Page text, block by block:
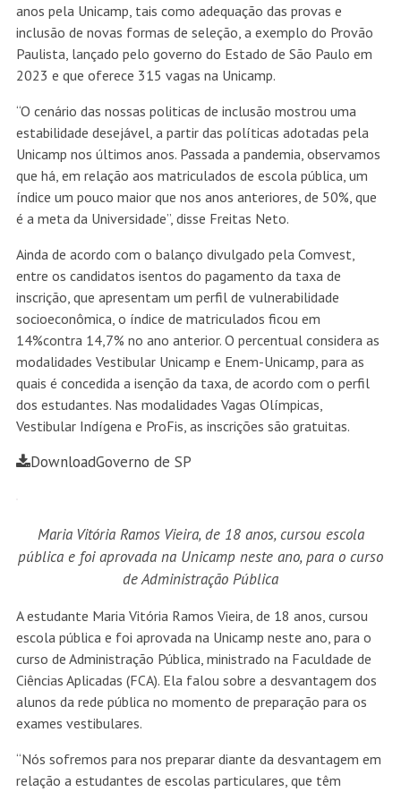
anos pela Unicamp, tais como adequação das provas e
inclusão de novas formas de seleção, a exemplo do Provão
Paulista, lançado pelo governo do Estado de São Paulo em
2023 e que oferece 315 vagas na Unicamp.
“O cenário das nossas politicas de inclusão mostrou uma
estabilidade desejável, a partir das políticas adotadas pela
Unicamp nos últimos anos. Passada a pandemia, observamos
que há, em relação aos matriculados de escola pública, um
índice um pouco maior que nos anos anteriores, de 50%, que
é a meta da Universidade”, disse Freitas Neto.
Ainda de acordo com o balanço divulgado pela Comvest,
entre os candidatos isentos do pagamento da taxa de
inscrição, que apresentam um perfil de vulnerabilidade
socioeconômica, o índice de matriculados ficou em
14%contra 14,7% no ano anterior. O percentual considera as
modalidades Vestibular Unicamp e Enem-Unicamp, para as
quais é concedida a isenção da taxa, de acordo com o perfil
dos estudantes. Nas modalidades Vagas Olímpicas,
Vestibular Indígena e ProFis, as inscrições são gratuitas.
DownloadGoverno de SP
Maria Vitória Ramos Vieira, de 18 anos, cursou escola
pública e foi aprovada na Unicamp neste ano, para o curso
de Administração Pública
A estudante Maria Vitória Ramos Vieira, de 18 anos, cursou
escola pública e foi aprovada na Unicamp neste ano, para o
curso de Administração Pública, ministrado na Faculdade de
Ciências Aplicadas (FCA). Ela falou sobre a desvantagem dos
alunos da rede pública no momento de preparação para os
exames vestibulares.
“Nós sofremos para nos preparar diante da desvantagem em
relação a estudantes de escolas particulares, que têm